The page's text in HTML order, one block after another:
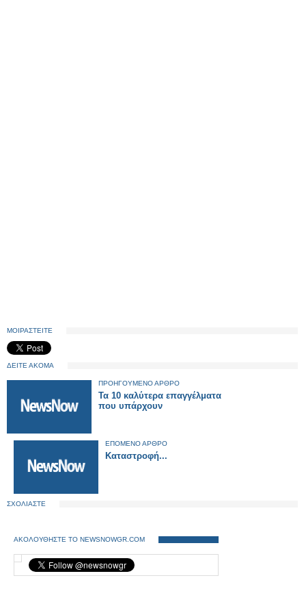
ΜΟΙΡΑΣΤΕΙΤΕ
ΔΕΙΤΕ ΑΚΟΜΑ
ΠΡΟΗΓΟΥΜΕΝΟ ΑΡΘΡΟ
Τα 10 καλύτερα επαγγέλματα
που υπάρχουν
ΕΠΟΜΕΝΟ ΑΡΘΡΟ
Καταστροφή...
ΣΧΟΛΙΑΣΤΕ
ΑΚΟΛΟΥΘΗΣΤΕ ΤΟ NEWSNOWGR.COM